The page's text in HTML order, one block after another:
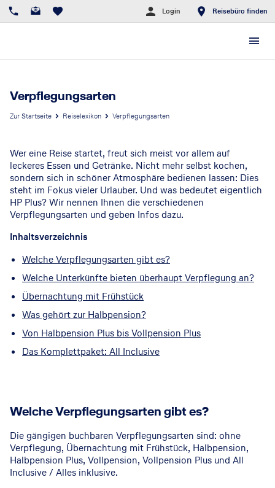
Login Reisebüro finden
Verpflegungsarten
Zur Startseite Reiselexikon Verpflegungsarten
Wer eine Reise startet, freut sich meist vor allem auf
leckeres Essen und Getränke. Nicht mehr selbst kochen,
sondern sich in schöner Atmosphäre bedienen lassen: Dies
steht im Fokus vieler Urlauber. Und was bedeutet eigentlich
HP Plus? Wir nennen Ihnen die verschiedenen
Verpflegungsarten und geben Infos dazu.
Inhaltsverzeichnis
Welche Verpflegungsarten gibt es?
Welche Unterkünfte bieten überhaupt Verpflegung an?
Übernachtung mit Frühstück
Was gehört zur Halbpension?
Von Halbpension Plus bis Vollpension Plus
Das Komplettpaket: All Inclusive
Welche Verpflegungsarten gibt es?
Die gängigen buchbaren Verpflegungsarten sind: ohne
Verpflegung, Übernachtung mit Frühstück, Halbpension,
Halbpension Plus, Vollpension, Vollpension Plus und All
Inclusive / Alles inklusive.